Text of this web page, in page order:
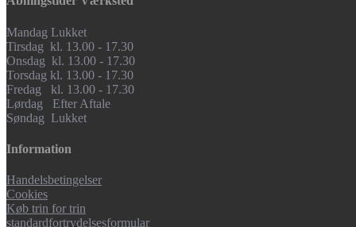
Mandag Lukket
Tirsdag kl. 13.00 - 17.30
Onsdag kl. 13.00 - 17.30
Torsdag kl. 13.00 - 17.30
Fredag kl. 13.00 - 17.30
Lørdag Efter Aftale
Søndag Lukket
Information
Handelsbetingelser
Cookies
Køb trin for trin
standardfortrydelsesformular